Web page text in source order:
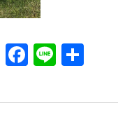
Hatena
Facebook
Line